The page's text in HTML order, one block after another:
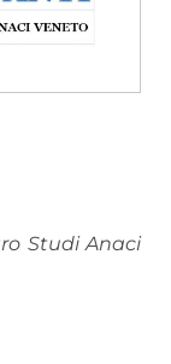
Studi Anaci